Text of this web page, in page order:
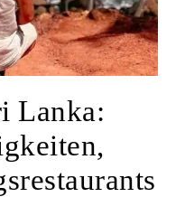
Lanka: